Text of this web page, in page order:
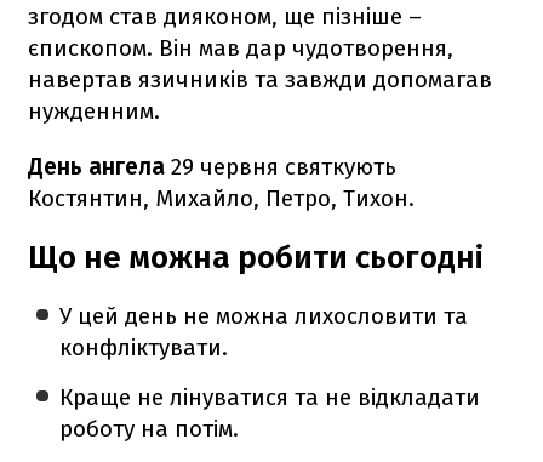
згодом став дияконом, ще пізніше –
єпископом. Він мав дар чудотворення,
навертав язичників та завжди допомагав
нужденним.
День ангела 29 червня святкують
Костянтин, Михайло, Петро, Тихон.
Що не можна робити сьогодні
У цей день не можна лихословити та
конфліктувати.
Краще не лінуватися та не відкладати
роботу на потім.